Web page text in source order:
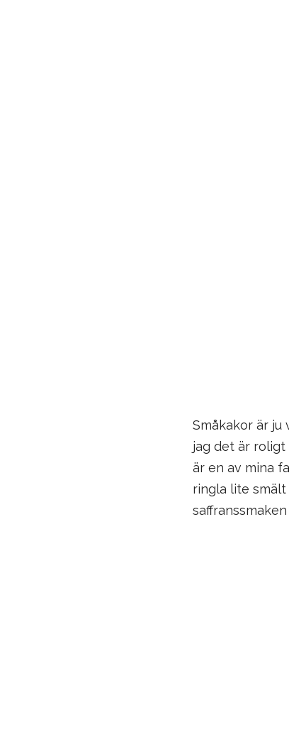
Småkakor är
jag det är roligt
är en av mina
ringla lite